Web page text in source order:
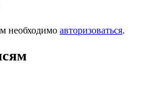
необходимо авторизоваться.